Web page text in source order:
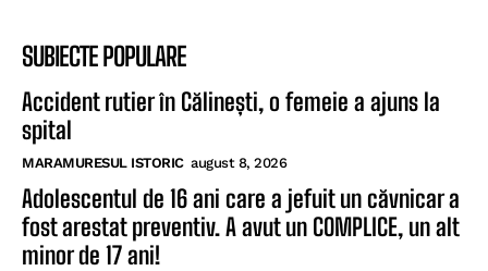
SUBIECTE POPULARE
Accident rutier în Călinești, o femeie a ajuns la
spital
MARAMURESUL ISTORIC august 8, 2026
Adolescentul de 16 ani care a jefuit un căvnicar a
fost arestat preventiv. A avut un COMPLICE, un alt
minor de 17 ani!